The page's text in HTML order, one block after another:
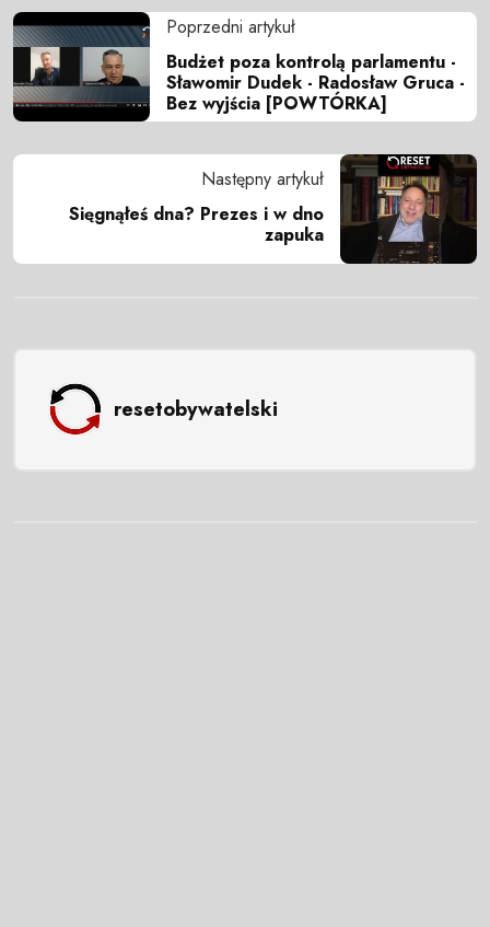
Poprzedni artykuł
Budżet poza kontrolą parlamentu -
Sławomir Dudek - Radosław Gruca -
Bez wyjścia [POWTÓRKA]
Następny artykuł
Sięgnąłeś dna? Prezes i w dno
zapuka
resetobywatelski